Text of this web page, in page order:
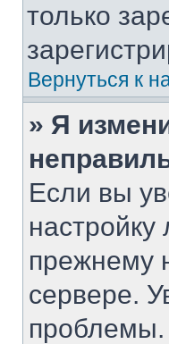
только
Вернуться к
» Я
Если вы
прежнему
сервере.
проблемы.